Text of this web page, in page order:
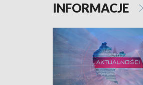
INFORMACJE